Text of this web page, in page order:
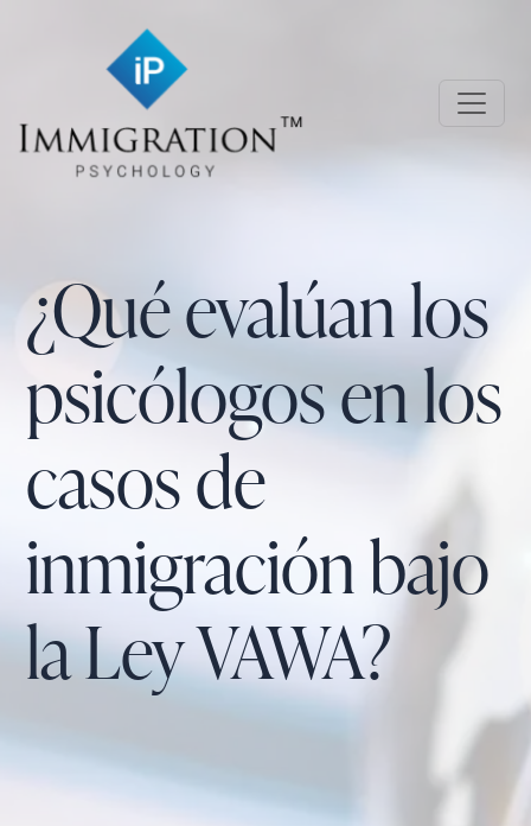
¿Qué evalúan los
psicólogos en los
casos de
inmigración bajo
la Ley VAWA?